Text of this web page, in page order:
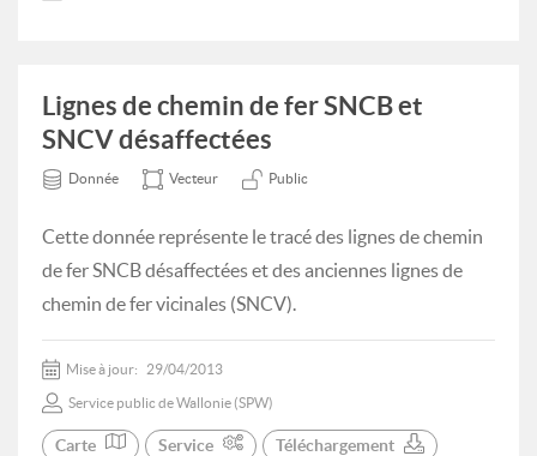
Lignes de chemin de fer SNCB et
SNCV désaffectées
Donnée Vecteur Public
Cette donnée représente le tracé des lignes de chemin
de fer SNCB désaffectées et des anciennes lignes de
chemin de fer vicinales (SNCV).
Mise à jour: 29/04/2013
Service public de Wallonie (SPW)
Carte Service Téléchargement